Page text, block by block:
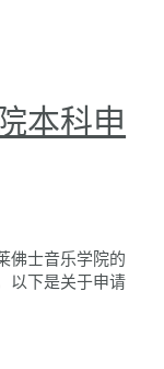
本科申
佛士音乐学院的
以下是关于申请